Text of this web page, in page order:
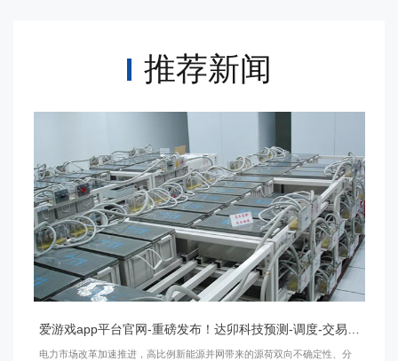
推荐新闻
电力市场改革加速推进，高比例新能源并网带来的源荷双向不确定性、分